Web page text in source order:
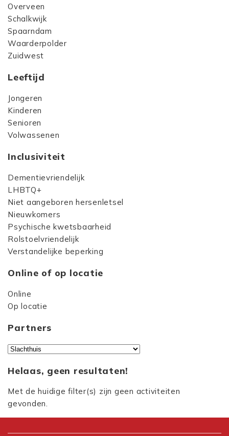
Overveen
Schalkwijk
Spaarndam
Waarderpolder
Zuidwest
Leeftijd
Jongeren
Kinderen
Senioren
Volwassenen
Inclusiviteit
Dementievriendelijk
LHBTQ+
Niet aangeboren hersenletsel
Nieuwkomers
Psychische kwetsbaarheid
Rolstoelvriendelijk
Verstandelijke beperking
Online of op locatie
Online
Op locatie
Partners
Helaas, geen resultaten!
Met de huidige filter(s) zijn geen activiteiten
gevonden.